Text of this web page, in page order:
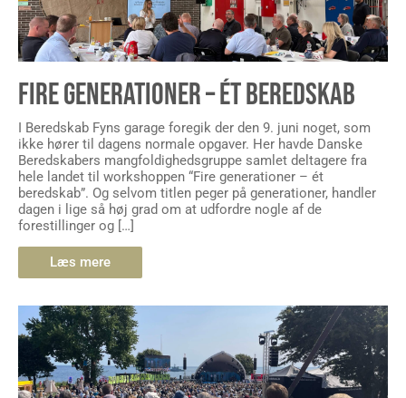
FIRE GENERATIONER – ÉT BEREDSKAB
I Beredskab Fyns garage foregik der den 9. juni noget, som
ikke hører til dagens normale opgaver. Her havde Danske
Beredskabers mangfoldighedsgruppe samlet deltagere fra
hele landet til workshoppen “Fire generationer – ét
beredskab”. Og selvom titlen peger på generationer, handler
dagen i lige så høj grad om at udfordre nogle af de
forestillinger og […]
Læs mere